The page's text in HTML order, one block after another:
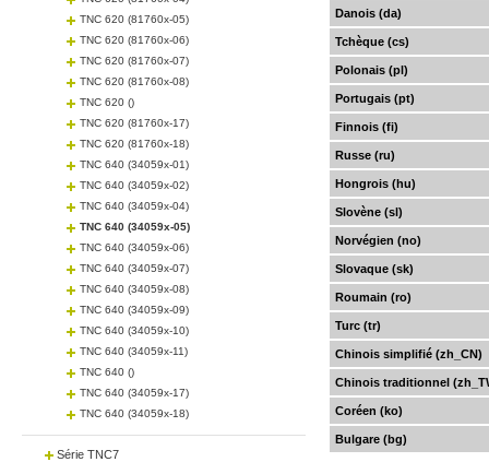
TNC 620 (81760x-05)
TNC 620 (81760x-06)
TNC 620 (81760x-07)
TNC 620 (81760x-08)
TNC 620 ()
TNC 620 (81760x-17)
TNC 620 (81760x-18)
TNC 640 (34059x-01)
TNC 640 (34059x-02)
TNC 640 (34059x-04)
TNC 640 (34059x-05)
TNC 640 (34059x-06)
TNC 640 (34059x-07)
TNC 640 (34059x-08)
TNC 640 (34059x-09)
TNC 640 (34059x-10)
TNC 640 (34059x-11)
TNC 640 ()
TNC 640 (34059x-17)
TNC 640 (34059x-18)
Série TNC7
Danois (da)
Tchèque (cs)
Polonais (pl)
Portugais (pt)
Finnois (fi)
Russe (ru)
Hongrois (hu)
Slovène (sl)
Norvégien (no)
Slovaque (sk)
Roumain (ro)
Turc (tr)
Chinois simplifié (zh_CN)
Chinois traditionnel
Coréen (ko)
Bulgare (bg)